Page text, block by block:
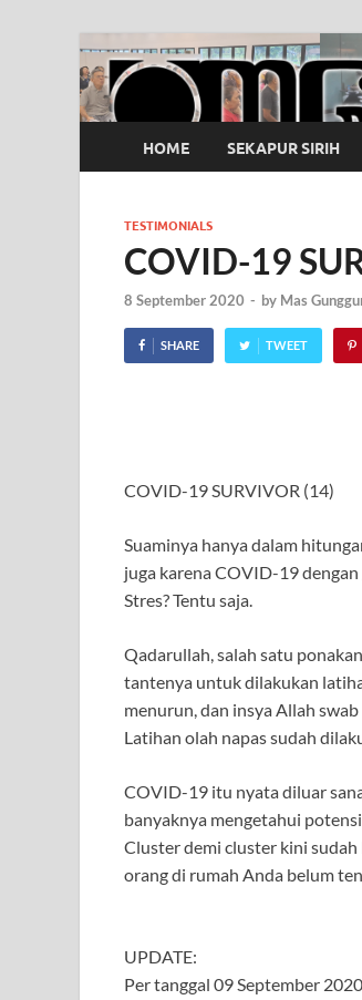
OMG
Pusat Pelatihan Olah Napas
HOME SEKAPUR SIRIH
TESTIMONIALS
COVID-19
8 September 2020 - by Mas
SHARE TWEET
COVID-19 SURVIVOR (14)
Suaminya hanya dalam
juga karena COVID-19
Stres? Tentu saja.
Qadarullah, salah satu
tantenya untuk dilakukan
menurun, dan insya Allah
Latihan olah napas sudah
COVID-19 itu nyata diluar
banyaknya mengetahui
Cluster demi cluster kini
orang di rumah Anda belum
UPDATE:
Per tanggal 09 September